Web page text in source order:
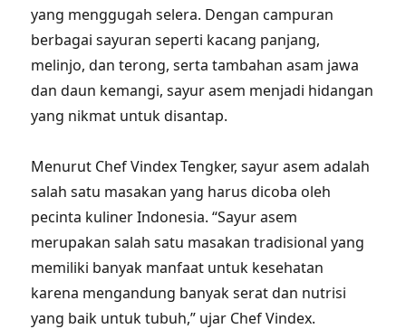
yang menggugah selera. Dengan campuran
berbagai sayuran seperti kacang panjang,
melinjo, dan terong, serta tambahan asam jawa
dan daun kemangi, sayur asem menjadi hidangan
yang nikmat untuk disantap.
Menurut Chef Vindex Tengker, sayur asem adalah
salah satu masakan yang harus dicoba oleh
pecinta kuliner Indonesia. “Sayur asem
merupakan salah satu masakan tradisional yang
memiliki banyak manfaat untuk kesehatan
karena mengandung banyak serat dan nutrisi
yang baik untuk tubuh,” ujar Chef Vindex.